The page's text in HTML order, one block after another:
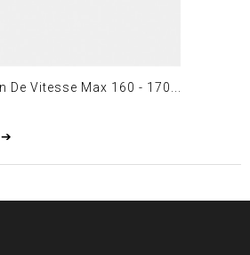
Vitesse Max 160 - 170...
➔